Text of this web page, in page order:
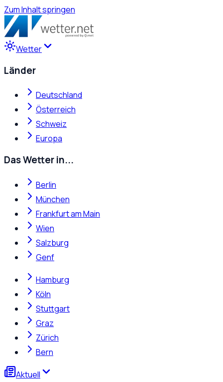
Zum Inhalt springen
Wetter
Länder
Deutschland
Österreich
Schweiz
Europa
Das Wetter in...
Berlin
München
Frankfurt am Main
Wien
Salzburg
Genf
Hamburg
Köln
Stuttgart
Graz
Zürich
Bern
Aktuell